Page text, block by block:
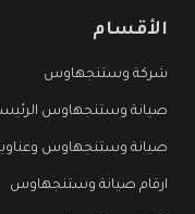
الأقسام
شركة وستنجهاوس
صيانة وستنجهاوس
صيانة وستنجهاوس
ارقام صيانة وستنجهاوس